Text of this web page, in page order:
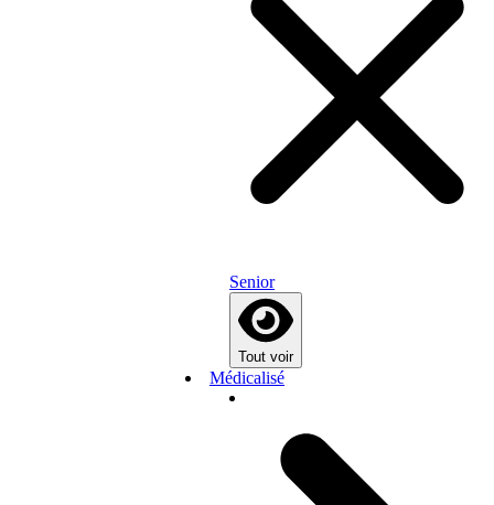
Senior
Tout voir
Médicalisé